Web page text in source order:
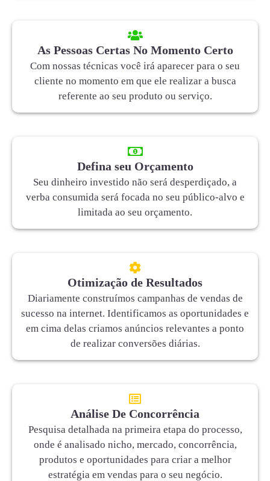
As Pessoas Certas No Momento Certo
Com nossas técnicas você irá aparecer para o seu
cliente no momento em que ele realizar a busca
referente ao seu produto ou serviço.
Defina seu Orçamento
Seu dinheiro investido não será desperdiçado, a
verba consumida será focada no seu público-alvo e
limitada ao seu orçamento.
Otimização de Resultados
Diariamente construímos campanhas de vendas de
sucesso na internet. Identificamos as oportunidades e
em cima delas criamos anúncios relevantes a ponto
de realizar conversões diárias.
Análise De Concorrência
Pesquisa detalhada na primeira etapa do processo,
onde é analisado nicho, mercado, concorrência,
produtos e oportunidades para criar a melhor
estratégia em vendas para o seu negócio.